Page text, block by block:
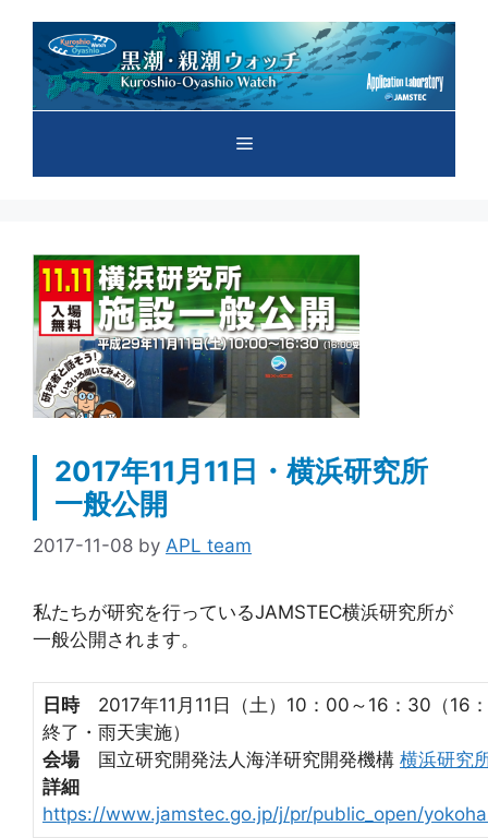
メ
ー
2017年11月11日・横浜研究所
一般公開
2017-11-08 by APL team
私たちが研究を行っているJAMSTEC横浜研究所が
一般公開されます。
日時 2017年11月11日（土）10：00～16：30（16
終了・雨天実施）
会場国立研究開発法人海洋研究開発機構 横浜研究
詳細
https://www.jamstec.go.jp/j/pr/public_open/